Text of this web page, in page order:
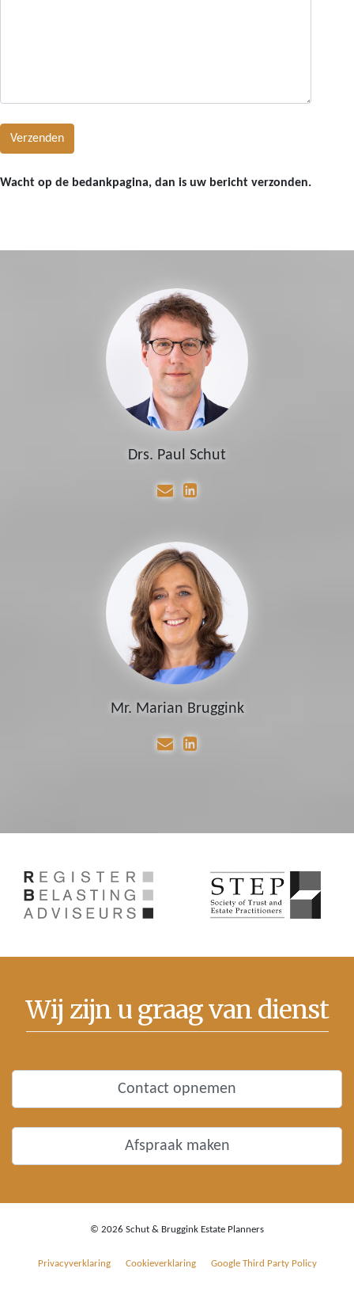
Wacht op de bedankpagina, dan is uw bericht verzonden.
Drs. Paul Schut
Mr. Marian Bruggink
Wij zijn u graag van dienst
Contact opnemen
Afspraak maken
© 2026 Schut & Bruggink Estate Planners
Privacyverklaring Cookieverklaring Google Third Party Policy